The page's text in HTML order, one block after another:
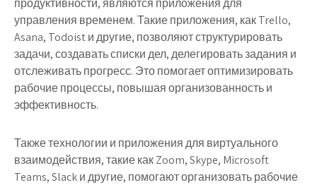
продуктивности, являются приложения для
управления временем. Такие приложения, как Trello,
Asana, Todoist и другие, позволяют структурировать
задачи, создавать списки дел, делегировать задания и
отслеживать прогресс. Это помогает оптимизировать
рабочие процессы, повышая организованность и
эффективность.
Также технологии и приложения для виртуального
взаимодействия, такие как Zoom, Skype, Microsoft
Teams, Slack и другие, помогают организовать рабочие